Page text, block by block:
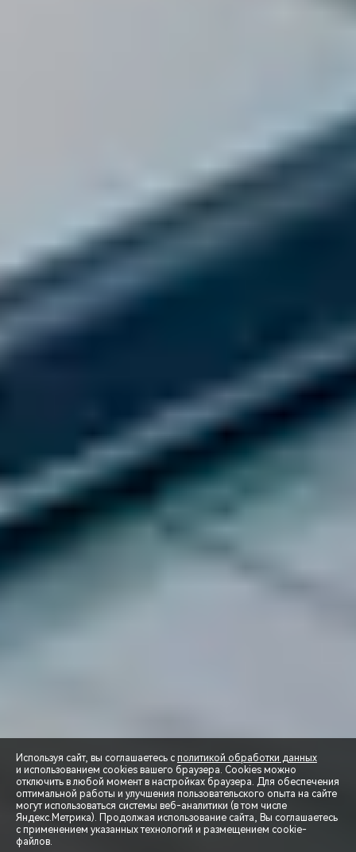
СПЕЦПРЕДЛОЖЕНИЯ
Используя сайт, вы соглашаетесь с политикой обработки данных
и использованием cookies вашего браузера. Cookies можно
отключить в любой момент в настройках браузера. Для обеспечения
оптимальной работы и улучшения пользовательского опыта на сайте
могут использоваться системы веб-аналитики (в том числе
Яндекс.Метрика). Продолжая использование сайта, Вы соглашаетесь
с применением указанных технологий и размещением cookie-
файлов.